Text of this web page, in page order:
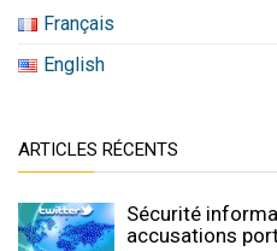
Français
English
ARTICLES RÉCENTS
Sécurité
accusations